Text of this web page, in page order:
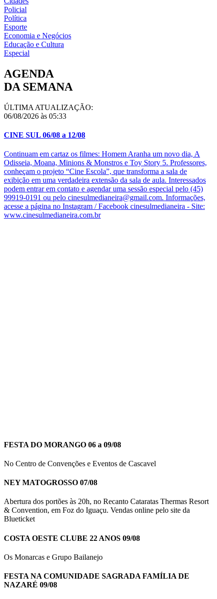
Policial
Política
Esporte
Economia e Negócios
Educação e Cultura
Especial
AGENDA
DA SEMANA
ÚLTIMA ATUALIZAÇÃO:
06/08/2026 às 05:33
CINE SUL 06/08 a 12/08
Continuam em cartaz os filmes: Homem Aranha um novo dia, A
Odisseia, Moana, Minions & Monstros e Toy Story 5. Professores,
conheçam o projeto “Cine Escola”, que transforma a sala de
exibição em uma verdadeira extensão da sala de aula. Interessados
podem entrar em contato e agendar uma sessão especial pelo (45)
99919-0191 ou pelo cinesulmedianeira@gmail.com. Informações,
acesse a página no Instagram / Facebook cinesulmedianeira - Site:
www.cinesulmedianeira.com.br
FESTA DO MORANGO 06 a 09/08
No Centro de Convenções e Eventos de Cascavel
NEY MATOGROSSO 07/08
Abertura dos portões às 20h, no Recanto Cataratas Thermas Resort
& Convention, em Foz do Iguaçu. Vendas online pelo site da
Blueticket
COSTA OESTE CLUBE 22 ANOS 09/08
Os Monarcas e Grupo Bailanejo
FESTA NA COMUNIDADE SAGRADA FAMÍLIA DE
NAZARÉ 09/08